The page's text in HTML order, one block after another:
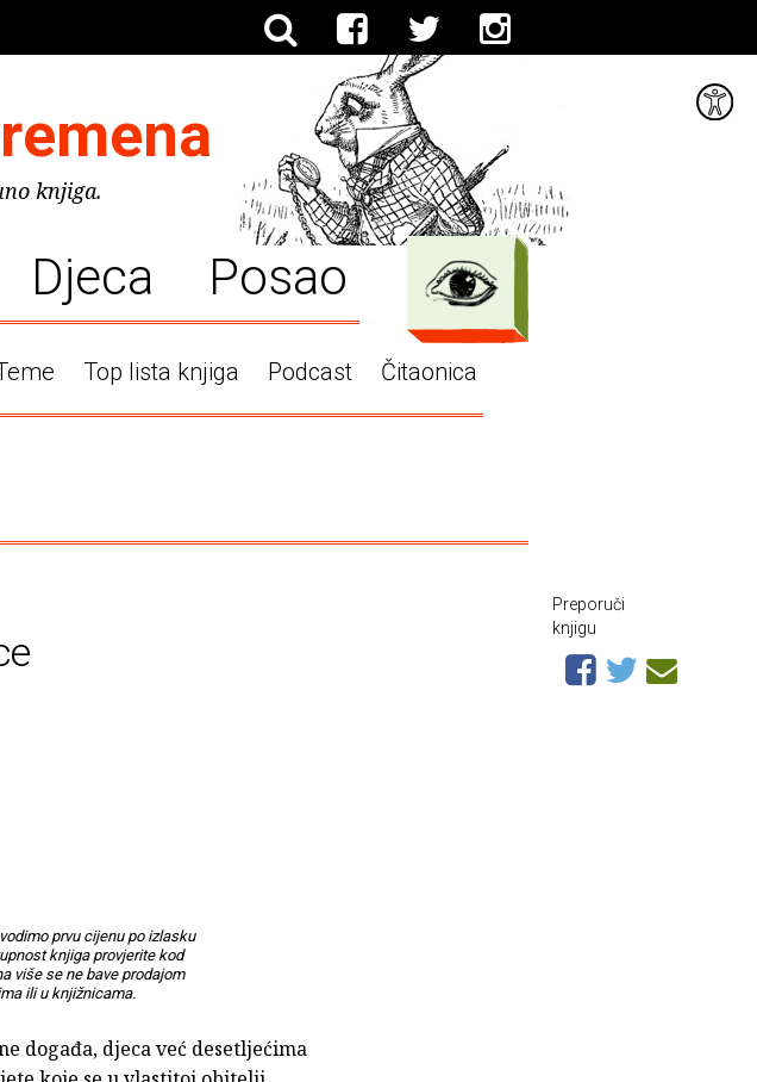
knjiga.
Djeca Posao
Top lista knjiga Podcast Čitaonica
prvu cijenu po izlasku
knjiga provjerite kod
više se ne bave prodajom
ili u knjižnicama.
događa, djeca već desetljećima
Preporuči
knjigu